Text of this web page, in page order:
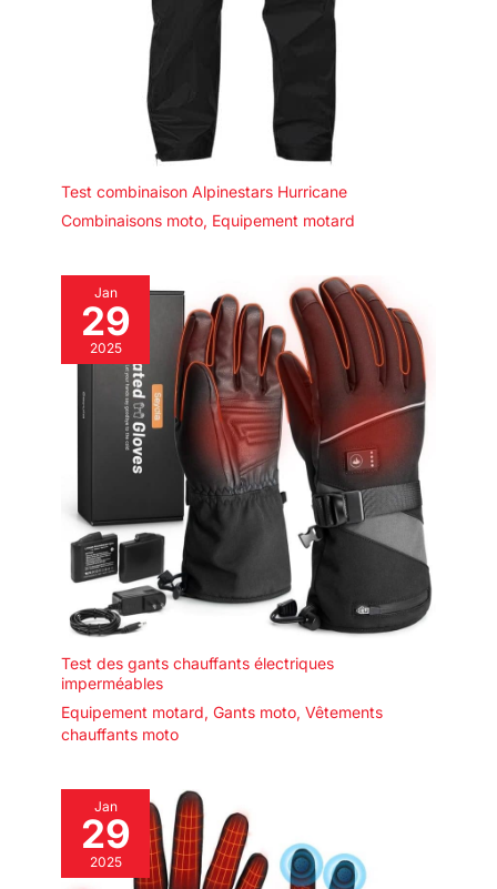
Test combinaison Alpinestars Hurricane
Combinaisons moto, Equipement motard
Jan
29
2025
Test des gants chauffants électriques
imperméables
Equipement motard, Gants moto, Vêtements
chauffants moto
Jan
29
2025